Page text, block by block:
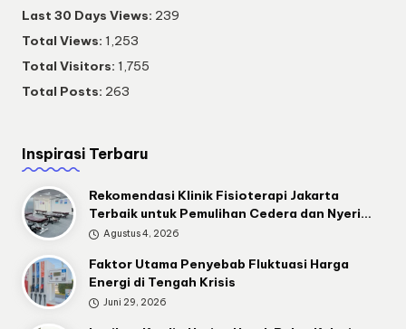
Last 30 Days Views: 239
Total Views: 1,253
Total Visitors: 1,755
Total Posts: 263
Inspirasi Terbaru
Rekomendasi Klinik Fisioterapi Jakarta
Terbaik untuk Pemulihan Cedera dan Nyeri…
Agustus 4, 2026
Faktor Utama Penyebab Fluktuasi Harga
Energi di Tengah Krisis
Juni 29, 2026